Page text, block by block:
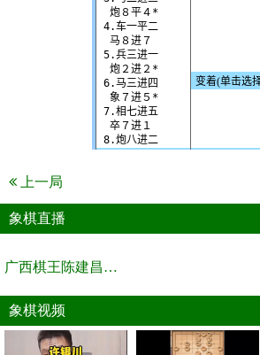
上一局
象棋直播
广西棋王陈建昌直播间
象棋视频